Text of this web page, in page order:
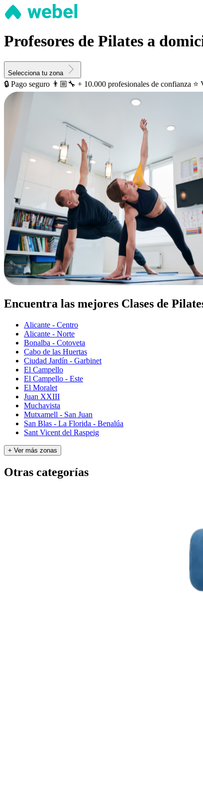
Profesores de Pilates a
Selecciona tu zona
🔒 Pago seguro 👨🏼‍🔧 + 10.000 profesionales de confianza ⭐️
Encuentra las mejores Clases de
Alicante - Centro
Alicante - Norte
Bonalba - Cotoveta
Cabo de las Huertas
Ciudad Jardín - Garbinet
El Campello
El Campello - Este
El Moralet
Juan XXIII
Muchavista
Mutxamell - San Juan
San Blas - La Florida - Benalúa
Sant Vicent del Raspeig
+ Ver más zonas
Otras categorías